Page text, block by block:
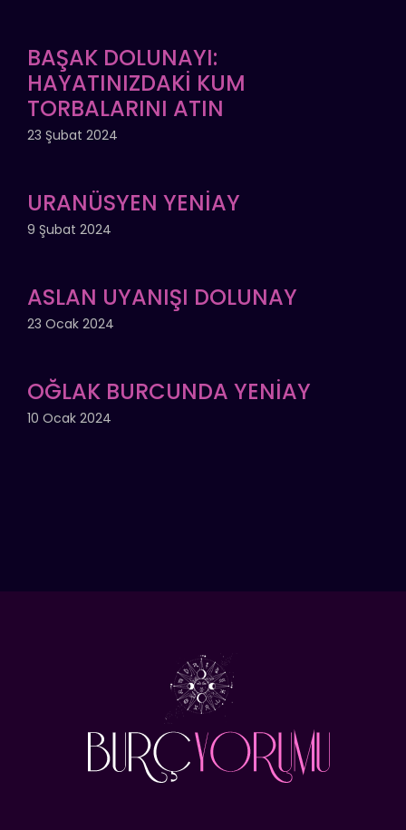
BAŞAK DOLUNAYI:
HAYATINIZDAKİ KUM
TORBALARINI ATIN
23 Şubat 2024
URANÜSYEN YENİAY
9 Şubat 2024
ASLAN UYANIŞI DOLUNAY
23 Ocak 2024
OĞLAK BURCUNDA YENİAY
10 Ocak 2024